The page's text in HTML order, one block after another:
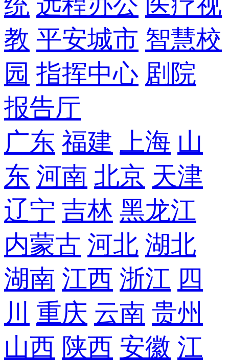
教 平安城市 智慧校
园 指挥中心 剧院
报告厅
广东 福建 上海 山
东 河南 北京 天津
辽宁 吉林 黑龙江
内蒙古 河北 湖北
湖南 江西 浙江 四
川
重庆 云南 贵州
山西 陕西 安徽 江